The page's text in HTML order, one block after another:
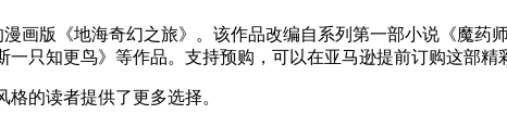
画版《地海奇幻之旅》。该作品改编自系列第一部小说《魔药
只知更鸟》等作品。支持预购，可以在亚马逊提前订购这部精
的读者提供了更多选择。